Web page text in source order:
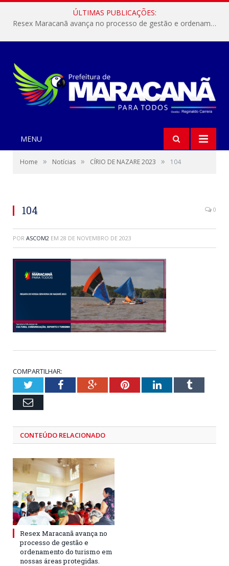
ÚLTIMAS PUBLICAÇÕES:
Resex Maracanã avança no processo de gestão e ordenamento do turismo em nossas áreas protegidas.
MENU
Home » Notícias » CÍRIO DE NAZARE 2023 » 104
104 0
POR ASCOM2 EM 28 DE NOVEMBRO DE 2023
COMPARTILHAR:
TwitterFacebookGoogle+PinterestLinkedInTumblr
Email
CONTEÚDO RELACIONADO
Resex Maracanã avança no
processo de gestão e
ordenamento do turismo em
nossas áreas protegidas.